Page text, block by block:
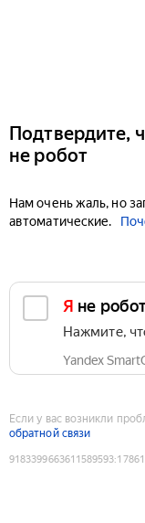
Подтвердите,
не робот
Нам очень жаль, но
автоматические.
Я не
Нажмите,
Yandex
Если у вас возникли
обратной связи
9183399663611589593: